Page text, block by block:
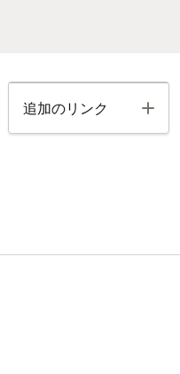
追加のリンク